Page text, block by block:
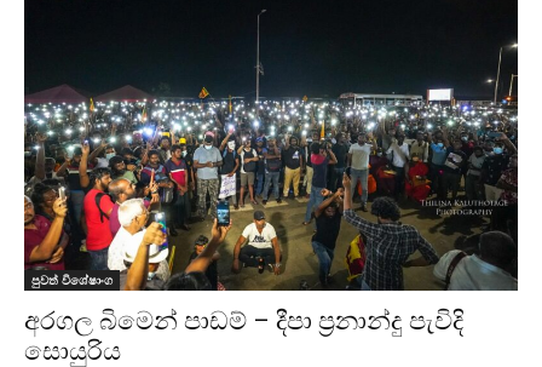
පුවත් විශේෂාංග
අරගල බිමෙන් පාඩම් – දීපා ප්‍රනාන්දු පැවිදි
සොයුරිය